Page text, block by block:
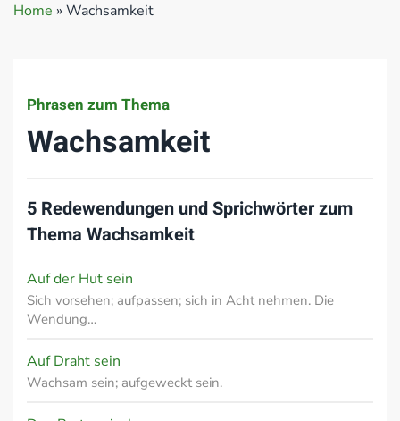
Home » Wachsamkeit
Phrasen zum Thema
Wachsamkeit
5 Redewendungen und Sprichwörter zum
Thema Wachsamkeit
Auf der Hut sein
Sich vorsehen; aufpassen; sich in Acht nehmen. Die
Wendung…
Auf Draht sein
Wachsam sein; aufgeweckt sein.